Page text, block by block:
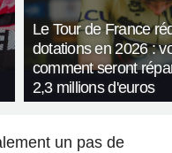
Le Tour de France
dotations en 2026 :
comment seront
2,3 millions d'euros
un pas de